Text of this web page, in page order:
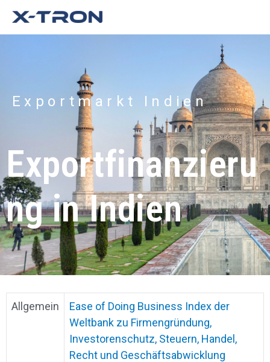
Exportmarkt Indien
Exportfinanzieru
ng in Indien
Allgemein
Ease of Doing Business Index der
Weltbank zu Firmengründung,
Investorenschutz, Steuern, Handel,
Recht und Geschäftsabwicklung